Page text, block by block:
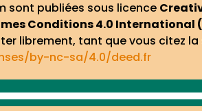
sont publiées sous licence
Conditions 4.0 International
librement, tant que vous citez
by-nc-sa/4.0/deed.fr